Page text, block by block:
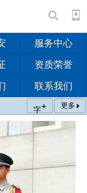
服务中心
资质荣誉
联系我们
更多
字+